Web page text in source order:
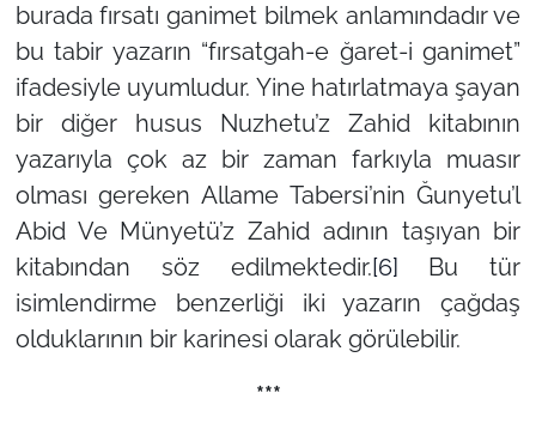
burada fırsatı ganimet bilmek anlamındadır ve
bu tabir yazarın “fırsatgah-e ğaret-i ganimet”
ifadesiyle uyumludur. Yine hatırlatmaya şayan
bir diğer husus Nuzhetu’z Zahid kitabının
yazarıyla çok az bir zaman farkıyla muasır
olması gereken Allame Tabersi’nin Ğunyetu’l
Abid Ve Münyetü’z Zahid adının taşıyan bir
kitabından söz edilmektedir.[6] Bu tür
isimlendirme benzerliği iki yazarın çağdaş
olduklarının bir karinesi olarak görülebilir.
***